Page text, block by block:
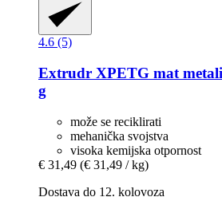
4.6 (5)
Extrudr XPETG mat
g
može se reciklirati
mehanička svojstva
visoka kemijska otpornost
€ 31,49 (€ 31,49 / kg)
Dostava do 12. kolovoza